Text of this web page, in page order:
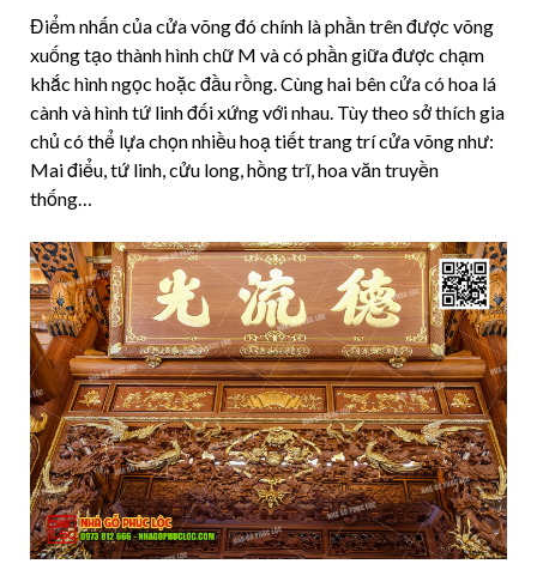
Điểm nhấn của cửa võng đó chính là phần trên được võng
xuống tạo thành hình chữ M và có phần giữa được chạm
khắc hình ngọc hoặc đầu rồng. Cùng hai bên cửa có hoa lá
cành và hình tứ linh đối xứng với nhau. Tùy theo sở thích gia
chủ có thể lựa chọn nhiều hoạ tiết trang trí cửa võng như:
Mai điểu, tứ linh, cửu long, hồng trĩ, hoa văn truyền
thống…